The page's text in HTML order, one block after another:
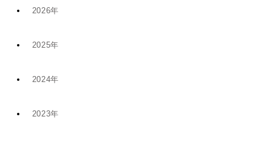
2026年
7月 (9)
4月 (2)
1月 (4)
2025年
12月 (6)
11月 (5)
2024年
11月 (8)
2023年